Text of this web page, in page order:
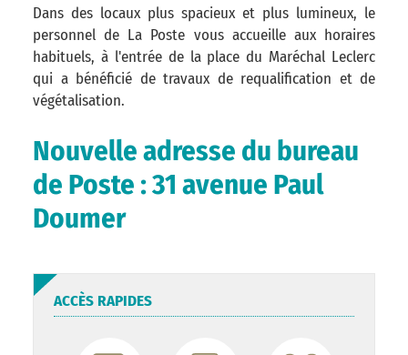
Dans des locaux plus spacieux et plus lumineux, le
personnel de La Poste vous accueille aux horaires
habituels, à l'entrée de la place du Maréchal Leclerc
qui a bénéficié de travaux de requalification et de
végétalisation.
Nouvelle adresse du bureau
de Poste : 31 avenue Paul
Doumer
ACCÈS RAPIDES